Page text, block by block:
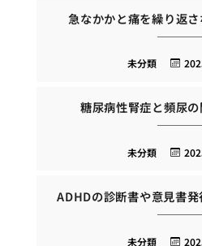
急なかかと痛を繰り返
未分類
糖尿病性腎症と頻尿
未分類
ADHDの診断書や意見書
未分類